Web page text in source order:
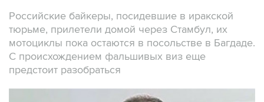
Российские байкеры, посидевшие в иракской
тюрьме, прилетели домой через Стамбул, их
мотоциклы пока остаются в посольстве в Багдаде.
С происхождением фальшивых виз еще
предстоит разобраться